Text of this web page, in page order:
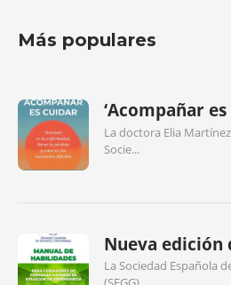
Más populares
‘Acompañar
La doctora Elia
Socie...
Nueva edición
La Sociedad Española